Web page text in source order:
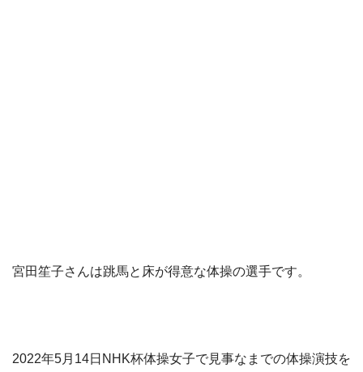
宮田笙子さんは跳馬と床が得意な体操の選手です。
2022年5月14日NHK杯体操女子で見事なまでの体操演技を